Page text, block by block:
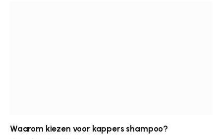
Waarom kiezen voor kappers shampoo?